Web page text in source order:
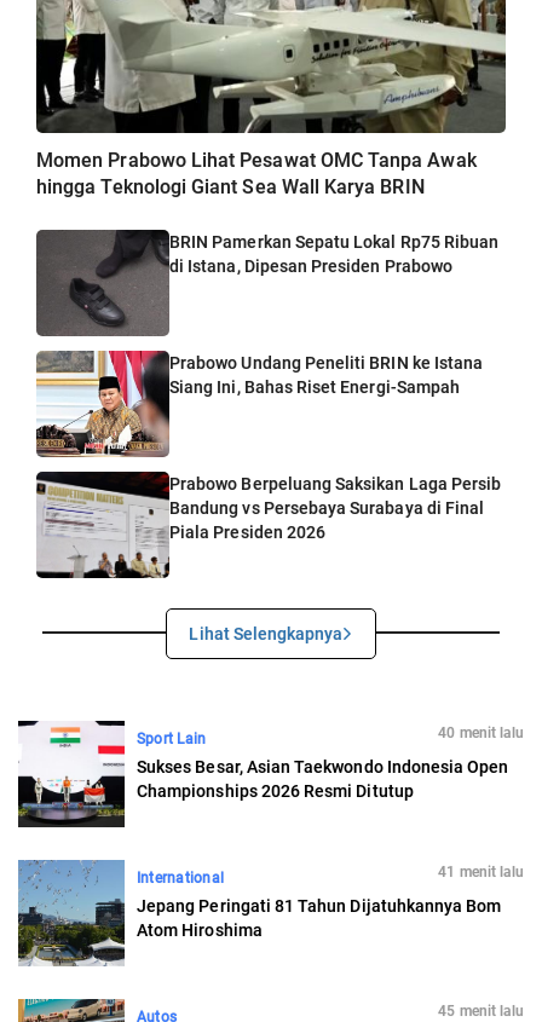
Momen Prabowo Lihat Pesawat OMC Tanpa Awak
hingga Teknologi Giant Sea Wall Karya BRIN
BRIN Pamerkan Sepatu Lokal Rp75 Ribuan
di Istana, Dipesan Presiden Prabowo
Prabowo Undang Peneliti BRIN ke Istana
Siang Ini, Bahas Riset Energi-Sampah
Prabowo Berpeluang Saksikan Laga Persib
Bandung vs Persebaya Surabaya di Final
Piala Presiden 2026
Lihat Selengkapnya
Sport Lain 40 menit lalu
Sukses Besar, Asian Taekwondo Indonesia Open
Championships 2026 Resmi Ditutup
International 41 menit lalu
Jepang Peringati 81 Tahun Dijatuhkannya Bom
Atom Hiroshima
Autos 45 menit lalu